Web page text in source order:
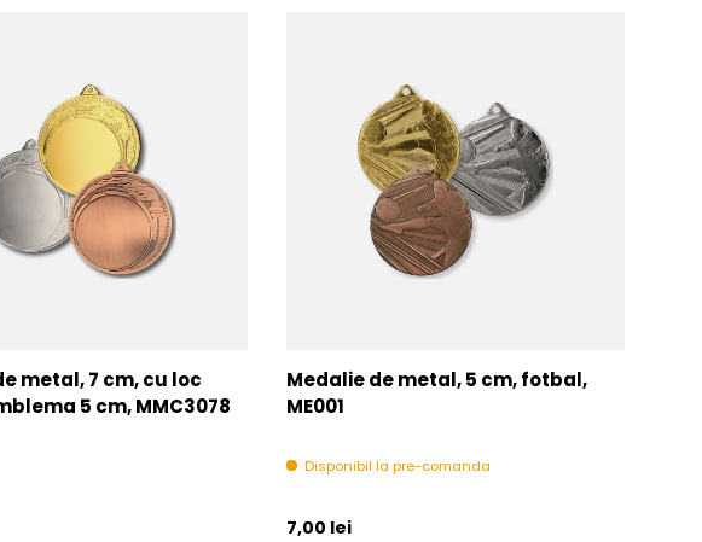
metal, 7 cm, cu loc
5 cm, MMC3078
Medalie de metal, 5 cm, fotbal,
ME001
Disponibil la pre-comanda
Pret initial
7,00 lei